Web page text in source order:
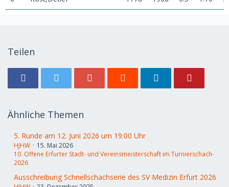
Teilen
Ähnliche Themen
5. Runde am 12. Juni 2026 um 19:00 Uhr
HJHW
15. Mai 2026
10. Offene Erfurter Stadt- und Vereinsmeisterschaft im Turnierschach-
2026
Ausschreibung Schnellschachserie des SV Medizin Erfurt 2026